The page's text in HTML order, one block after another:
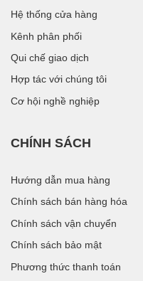
Hệ thống cửa hàng
Kênh phân phối
Qui chế giao dịch
Hợp tác với chúng tôi
Cơ hội nghề nghiệp
CHÍNH SÁCH
Hướng dẫn mua hàng
Chính sách bán hàng hóa
Chính sách vận chuyển
Chính sách bảo mật
Phương thức thanh toán